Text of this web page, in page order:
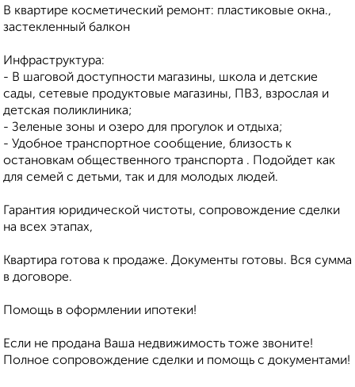
В квартире косметический ремонт: пластиковые окна.,
застекленный балкон
Инфраструктура:
- В шаговой доступности магазины, школа и детские
сады, сетевые продуктовые магазины, ПВЗ, взрослая и
детская поликлиника;
- Зеленые зоны и озеро для прогулок и отдыха;
- Удобное транспортное сообщение, близость к
остановкам общественного транспорта . Подойдет как
для семей с детьми, так и для молодых людей.
Гарантия юридической чистоты, сопровождение сделки
на всех этапах,
Квартира готова к продаже. Документы готовы. Вся сумма
в договоре.
Помощь в оформлении ипотеки!
Если не продана Ваша недвижимость тоже звоните!
Полное сопровождение сделки и помощь с документами!